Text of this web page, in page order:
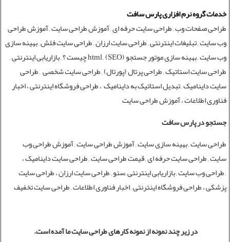
خدماتگروه نرم افزاری پارس سافت
طراحی صفحات وب , طراحی سایت حرفه ای , آموزش طراحی سایت , آموزش طراحی
وب سایت , تبلیغات اینترنتی , طراحی سایت ارزان ,طراحی سایتفلش , بهینه سازی
وب سایت , بهینه ‌سازی موتور جستجو (SEO) ,
html چیست ؟
, بازاریابی اینترنتی ,
طراحی سایت استاتیک , طراحی پرتال (پورتال) , طراحی سایت شخصی , طراحی
سایت داینامیک , تبدیل استاتیک به داینامیک ، طراحی فروشگاه اینترنتی ،اخبار
فناوری اطلاعات،آموزش طراحی سایت
جستجو در پارس سافت
طراحی سایت,بهینه سازی سایت,آموزش طراحی سایت,آموزش طراحی وب
سایت,طراحی سایت حرفه ای,قیمت طراحی سایت,طراحی سایت داینامیک،
,طراحی وب سایت,بازاریابی اینترنتی,سئو,طراحی سایت ارزان،طراحی سایت
پزشکی،طراحی فروشگاه اینترنتی,اخبار فناوری اطلاعات,طراحی سایت تخفیف
در زیر چند نمونه از نمونه کارهای طراحی سایت ما آمده است.